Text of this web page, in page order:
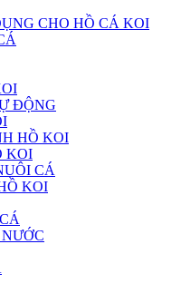
CHO HỒ CÁ KOI
ĐỘNG
HỒ KOI
KOI
CÁ
KOI